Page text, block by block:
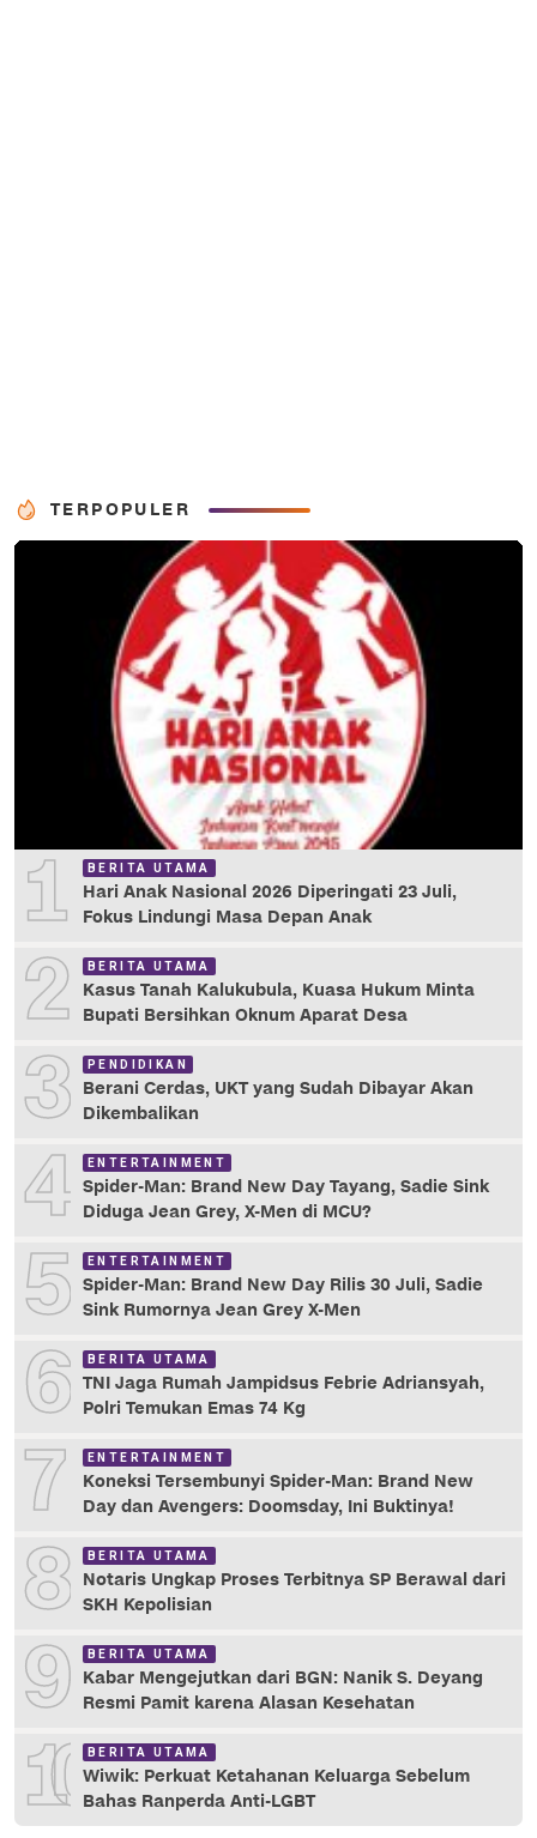
TERPOPULER
1 BERITA UTAMA
Hari Anak Nasional 2026 Diperingati 23 Juli,
Fokus Lindungi Masa Depan Anak
2 BERITA UTAMA
Kasus Tanah Kalukubula, Kuasa Hukum Minta
Bupati Bersihkan Oknum Aparat Desa
3 PENDIDIKAN
Berani Cerdas, UKT yang Sudah Dibayar Akan
Dikembalikan
4 ENTERTAINMENT
Spider-Man: Brand New Day Tayang, Sadie Sink
Diduga Jean Grey, X-Men di MCU?
5 ENTERTAINMENT
Spider-Man: Brand New Day Rilis 30 Juli, Sadie
Sink Rumornya Jean Grey X-Men
6 BERITA UTAMA
TNI Jaga Rumah Jampidsus Febrie Adriansyah,
Polri Temukan Emas 74 Kg
7 ENTERTAINMENT
Koneksi Tersembunyi Spider-Man: Brand New
Day dan Avengers: Doomsday, Ini Buktinya!
8 BERITA UTAMA
Notaris Ungkap Proses Terbitnya SP Berawal dari
SKH Kepolisian
9 BERITA UTAMA
Kabar Mengejutkan dari BGN: Nanik S. Deyang
Resmi Pamit karena Alasan Kesehatan
10 BERITA UTAMA
Wiwik: Perkuat Ketahanan Keluarga Sebelum
Bahas Ranperda Anti-LGBT